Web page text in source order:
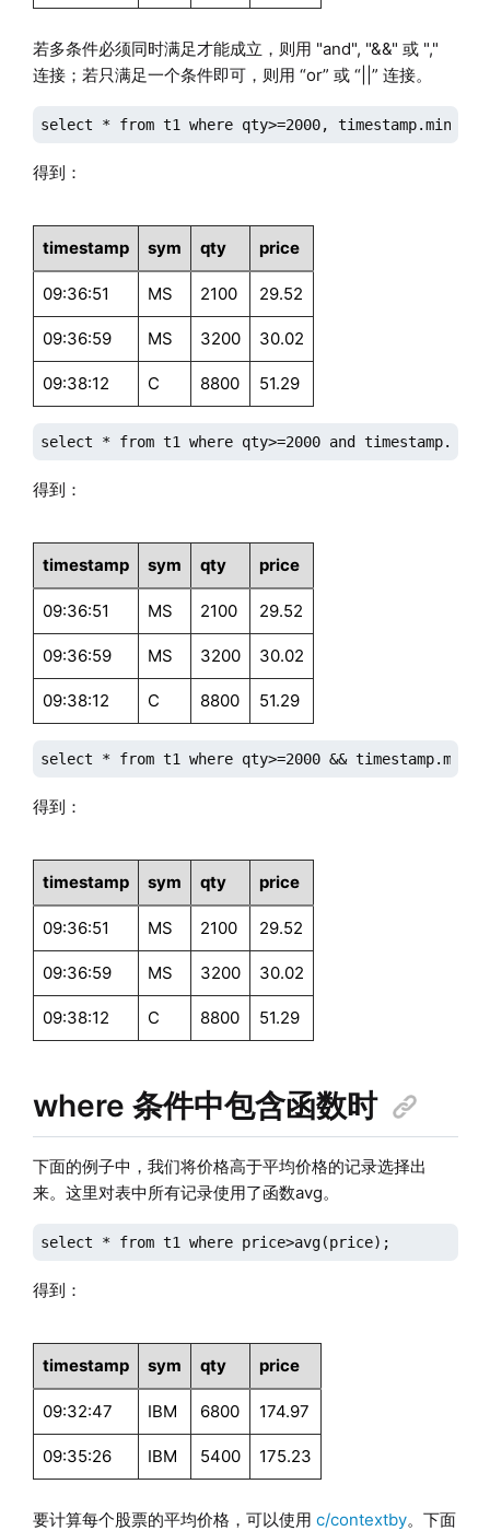
若多条件必须同时满足才能成立，则用 "and", "&&" 或 ","
连接；若只满足一个条件即可，则用 “or” 或 “||” 连接。
select * from t1 where qty>=2000,
得到：
timestamp sym qty price
09:36:51 MS 2100 29.52
09:36:59 MS 3200 30.02
09:38:12 C 8800 51.29
select * from t1 where qty>=2000 and
得到：
timestamp sym qty price
09:36:51 MS 2100 29.52
09:36:59 MS 3200 30.02
09:38:12 C 8800 51.29
select * from t1 where qty>=2000 &&
得到：
timestamp sym qty price
09:36:51 MS 2100 29.52
09:36:59 MS 3200 30.02
09:38:12 C 8800 51.29
where 条件中包含函数时
下面的例子中，我们将价格高于平均价格的记录选择出
来。这里对表中所有记录使用了函数avg。
select * from t1 where price>avg(price);
得到：
timestamp sym qty price
09:32:47 IBM 6800 174.97
09:35:26 IBM 5400 175.23
要计算每个股票的平均价格，可以使用 c/contextby。下面